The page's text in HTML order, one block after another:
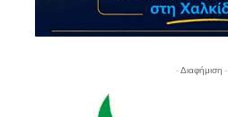
- Διαφήμιση -